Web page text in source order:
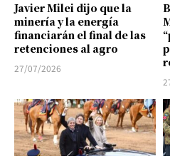
Javier Milei dijo que la
minería y la energía
financiarán el final de las
retenciones al agro
27/07/2026